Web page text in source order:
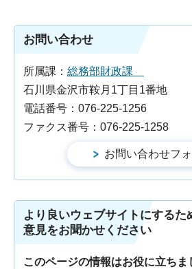
お問い合わせ
所属課： 総務部財政課
石川県金沢市鞍月1丁目1番地
電話番号：076-225-1256
ファクス番号：076-225-1258
より良いウェブサイトにするた
意見をお聞かせください
このページの情報はお役に立ちま